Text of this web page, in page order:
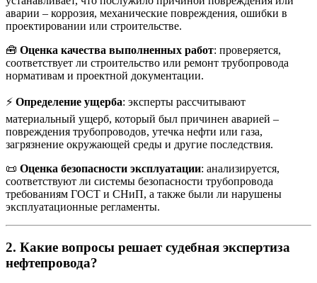
аварии – коррозия, механические повреждения, ошибки в
проектировании или строительстве.
🧰 Оценка качества выполненных работ: проверяется,
соответствует ли строительство или ремонт трубопровода
нормативам и проектной документации.
⚡ Определение ущерба: эксперты рассчитывают
материальный ущерб, который был причинен аварией –
повреждения трубопроводов, утечка нефти или газа,
загрязнение окружающей среды и другие последствия.
📜 Оценка безопасности эксплуатации: анализируется,
соответствуют ли системы безопасности трубопровода
требованиям ГОСТ и СНиП, а также были ли нарушены
эксплуатационные регламенты.
2. Какие вопросы решает судебная экспертиза
нефтепровода?